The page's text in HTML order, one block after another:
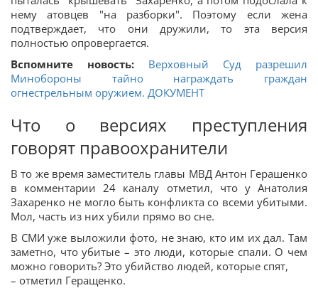
нему атовцев "на разборки". Поэтому если жена
подтверждает, что они дружили, то эта версия
полностью опровергается.
Вспомните новость:
Верховный Суд разрешил
Минобороны тайно награждать граждан
огнестрельным оружием. ДОКУМЕНТ
Что о версиях преступления
говорят правоохранители
В то же время заместитель главы МВД Антон Герашенко
в комментарии 24 каналу отметил, что у Анатолия
Захаренко не могло быть конфликта со всеми убитыми.
Мол, часть из них убили прямо во сне.
В СМИ уже выложили фото, не знаю, кто им их дал. Там
заметно, что убитые – это люди, которые спали. О чем
можно говорить? Это убийство людей, которые спят,
– отметил Геращенко.